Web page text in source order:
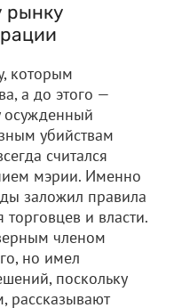
рынку
которым
а до этого —
осужденный
убийствам
считался
мэрии. Именно
заложил правила
и власти.
членом
но имел
поскольку
рассказывают